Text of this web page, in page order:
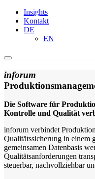
Insights
Kontakt
DE
EN
inforum
Die Software für
Kontrolle und Qualität
inforum verbindet
Qualitätssicherung in einem
gemeinsamen Datenbasis
Qualitätsanforderungen
steuerbar, nachvollziehbar